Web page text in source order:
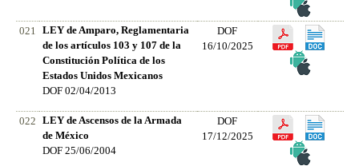
021
LEY de Amparo, Reglamentaria
de los artículos 103 y 107 de la
Constitución Política de los
Estados Unidos Mexicanos
DOF 02/04/2013
DOF
16/10/2025
022
LEY de Ascensos de la Armada
de México
DOF 25/06/2004
DOF
17/12/2025